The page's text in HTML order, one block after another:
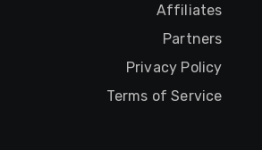
Affiliates
Partners
Privacy Policy
Terms of Service